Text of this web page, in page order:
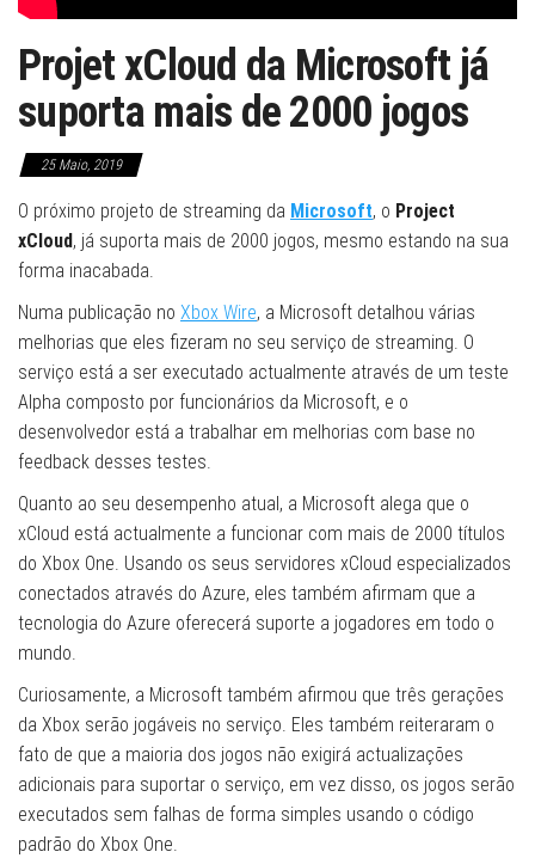
Projet xCloud da Microsoft já
suporta mais de 2000 jogos
25 Maio, 2019
O próximo projeto de streaming da Microsoft, o Project
xCloud, já suporta mais de 2000 jogos, mesmo estando na sua
forma inacabada.
Numa publicação no Xbox Wire, a Microsoft detalhou várias
melhorias que eles fizeram no seu serviço de streaming. O
serviço está a ser executado actualmente através de um teste
Alpha composto por funcionários da Microsoft, e o
desenvolvedor está a trabalhar em melhorias com base no
feedback desses testes.
Quanto ao seu desempenho atual, a Microsoft alega que o
xCloud está actualmente a funcionar com mais de 2000 títulos
do Xbox One. Usando os seus servidores xCloud especializados
conectados através do Azure, eles também afirmam que a
tecnologia do Azure oferecerá suporte a jogadores em todo o
mundo.
Curiosamente, a Microsoft também afirmou que três gerações
da Xbox serão jogáveis ​​no serviço. Eles também reiteraram o
fato de que a maioria dos jogos não exigirá actualizações
adicionais para suportar o serviço, em vez disso, os jogos serão
executados sem falhas de forma simples usando o código
padrão do Xbox One.